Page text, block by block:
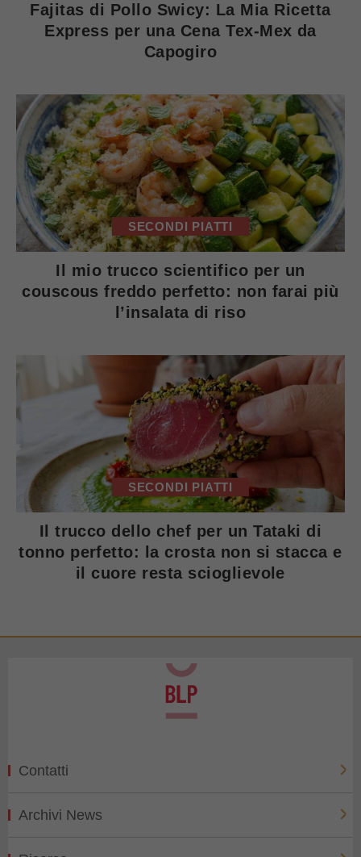
Fajitas di Pollo Swicy: La Mia Ricetta
Express per una Cena Tex-Mex da
Capogiro
SECONDI PIATTI
Il mio trucco scientifico per un
couscous freddo perfetto: non farai più
l’insalata di riso
SECONDI PIATTI
Il trucco dello chef per un Tataki di
tonno perfetto: la crosta non si stacca e
il cuore resta scioglievole
Contatti
Archivi News